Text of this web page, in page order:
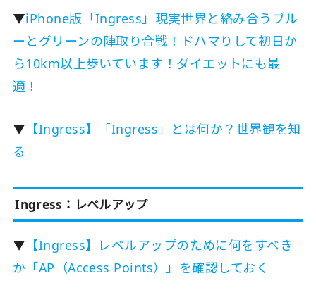
▼iPhone版「Ingress」現実世界と絡み合うブル
ーとグリーンの陣取り合戦！ドハマりして初日か
ら10km以上歩いています！ダイエットにも最
適！
▼ 【Ingress】「Ingress」とは何か？世界観を知
る
Ingress：レベルアップ
▼ 【Ingress】レベルアップのために何をすべき
か「AP（Access Points）」を確認しておく